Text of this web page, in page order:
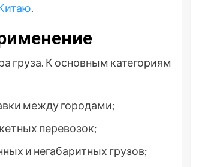
.
груза. К основным категориям
между городами;
перевозок;
и негабаритных грузов;